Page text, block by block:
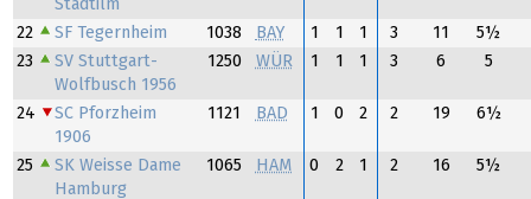
Stadtilm
22 SF Tegernheim 1038 BAY 1 1 1 3 11
5½
23
SV Stuttgart-
Wolfbusch 1956
1250 WÜR 1 1 1 3 6 5
24
SC Pforzheim
1906
1121 BAD 1 0 2 2 19 6½
25
SK Weisse Dame
Hamburg
1065 HAM 0 2 1 2 16 5½